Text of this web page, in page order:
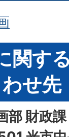
関す
わせ先
部 財政